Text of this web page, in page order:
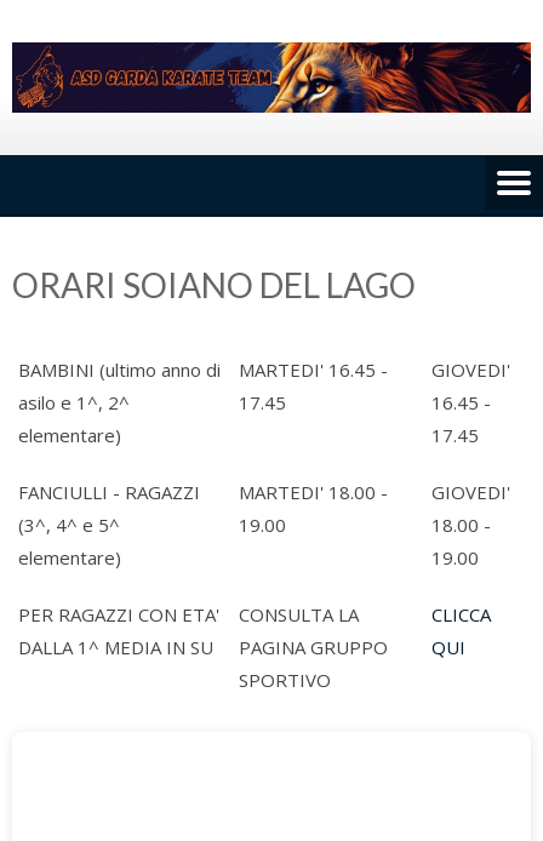
to
content
ORARI SOIANO DEL LAGO
BAMBINI (ultimo anno di
asilo e 1^, 2^
elementare)
MARTEDI' 16.45 -
17.45
GIOVEDI'
16.45 -
17.45
FANCIULLI - RAGAZZI
(3^, 4^ e 5^
elementare)
MARTEDI' 18.00 -
19.00
GIOVEDI'
18.00 -
19.00
PER RAGAZZI CON ETA'
DALLA 1^ MEDIA IN SU
CONSULTA LA
PAGINA GRUPPO
SPORTIVO
CLICCA
QUI